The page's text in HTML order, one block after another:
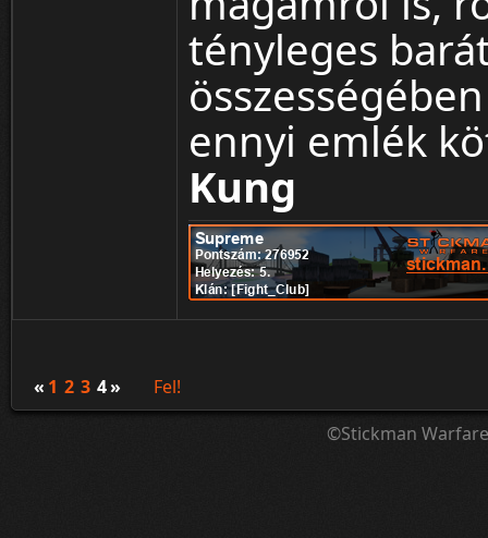
tényleges
ennyi emlék
Kung
« 1 2 3 4»
Fel!
©Stickman Warfare